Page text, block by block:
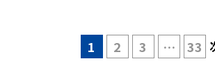
1 2 3 … 33